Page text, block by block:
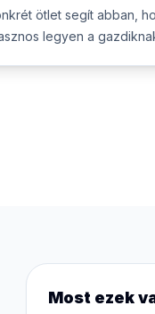
ötlet segít abban,
legyen a
Most ezek